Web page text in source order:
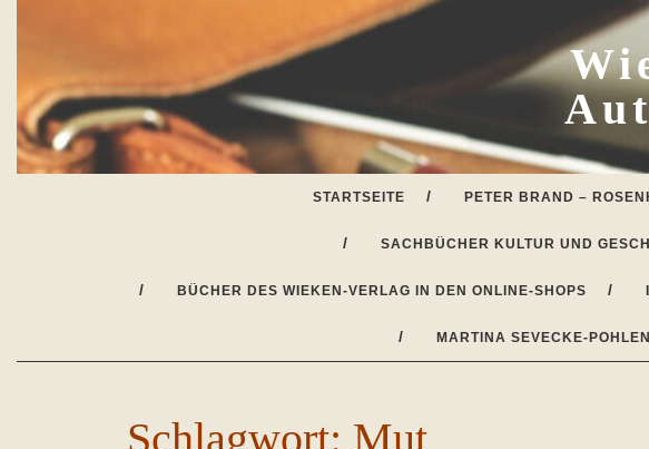
STARTSEITE PETER BRAND –
SACHBÜCHER KULTUR UND
BÜCHER DES WIEKEN-VERLAG IN DEN ONLINE-SHOPS
MARTINA SEVECKE-POHLEN
Schlagwort: Mut